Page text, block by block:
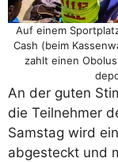
Auf einem
Cash (beim
zahlt einen
An der guten
die Teilnehmer
Samstag wird
abgesteckt und